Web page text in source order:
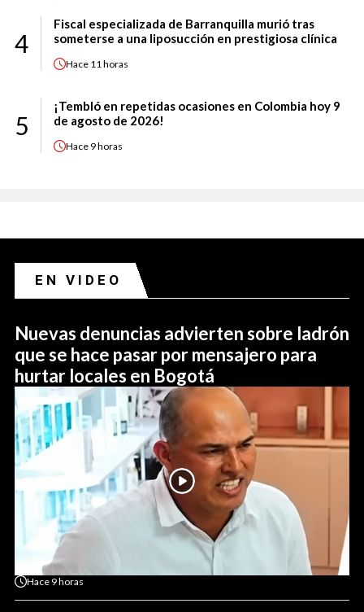
4
Fiscal especializada de Barranquilla murió tras
someterse a una liposucción en prestigiosa clínica
Hace 11 horas
5
¡Tembló en repetidas ocasiones en Colombia hoy 9
de agosto de 2026!
Hace 9 horas
EN VIDEO
Nuevas denuncias advierten sobre ladrón
que se hace pasar por mensajero para
hurtar locales en Bogotá
Hace 9 horas